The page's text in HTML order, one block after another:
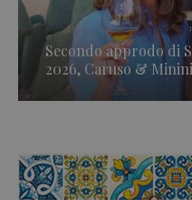
Secondo approdo di
2026, Caruso &